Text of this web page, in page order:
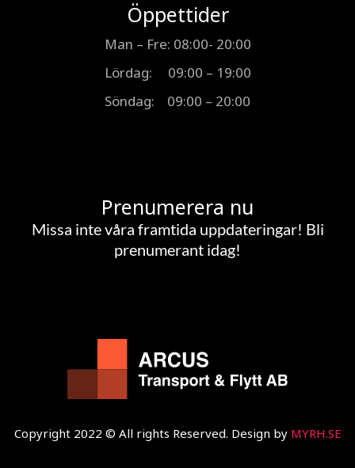
Öppettider
Man – Fre: 08:00- 20:00
Lördag: 09:00 – 19:00
Söndag: 09:00 – 20:00
Prenumerera nu
Missa inte våra framtida uppdateringar! Bli
prenumerant idag!
Copyright 2022 © All rights Reserved. Design by MYRH.SE